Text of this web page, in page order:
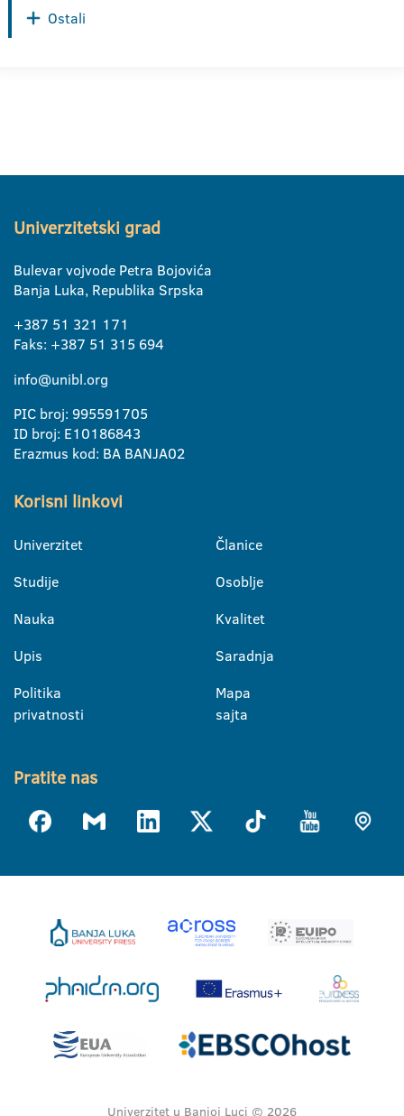
Ostali
Univerzitetski grad
Bulevar vojvode Petra Bojovića
Banja Luka, Republika Srpska
+387 51 321 171
Faks: +387 51 315 694
info@unibl.org
PIC broj: 995591705
ID broj: E10186843
Erazmus kod: BA BANJA02
Korisni linkovi
Univerzitet
Studije
Nauka
Upis
Politika
privatnosti
Članice
Osoblje
Kvalitet
Saradnja
Mapa
sajta
Pratite nas
Univerzitet u Banjoj Luci © 2026